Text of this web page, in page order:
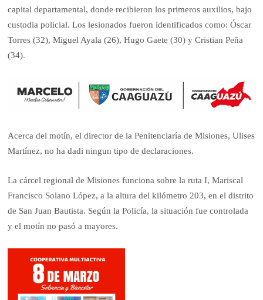
capital departamental, donde recibieron los primeros auxilios, bajo
custodia policial. Los lesionados fueron identificados como: Óscar
Torres (32), Miguel Ayala (26), Hugo Gaete (30) y Cristian Peña
(34).
Acerca del motín, el director de la Penitenciaría de Misiones, Ulises
Martínez, no ha dadi ningun tipo de declaraciones.
La cárcel regional de Misiones funciona sobre la ruta I, Mariscal
Francisco Solano López, a la altura del kilómetro 203, en el distrito
de San Juan Bautista. Según la Policía, la situación fue controlada
y el motín no pasó a mayores.